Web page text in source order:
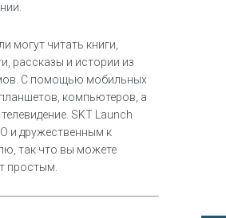
могут читать книги,
рассказы и истории из
С помощью мобильных
компьютеров, а
SKT Launch
и дружественным к
так что вы можете
простым.